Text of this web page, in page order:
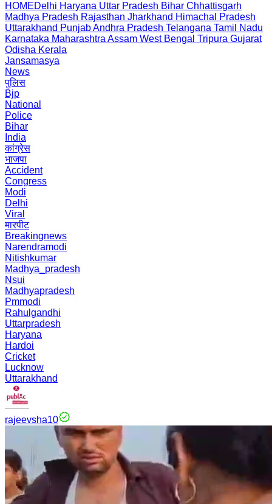
HOMEDelhi Haryana Uttar Pradesh Bihar Chhattisgarh
Madhya Pradesh Rajasthan Jharkhand Himachal Pradesh
Uttarakhand PunjabAndhra Pradesh Telangana Tamil Nadu
Karnataka Maharashtra Assam West Bengal Tripura Gujarat
Odisha Kerala
Jansamasya
News
पुलिस
Bjp
National
Police
Bihar
India
कांग्रेस
भाजपा
Accident
Congress
Modi
Delhi
Viral
मारपीट
Breakingnews
Narendramodi
Nitishkumar
Madhya_pradesh
Nsui
Madhyapradesh
Pmmodi
Rahulgandhi
Uttarpradesh
Haryana
Hardoi
Cricket
Lucknow
Uttarakhand
rajeevsha10